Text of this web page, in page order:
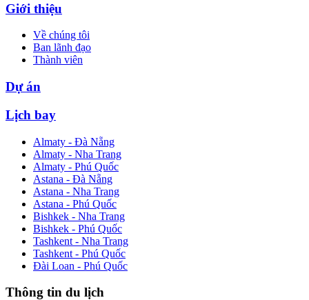
Giới thiệu
Về chúng tôi
Ban lãnh đạo
Thành viên
Dự án
Lịch bay
Almaty - Đà Nẵng
Almaty - Nha Trang
Almaty - Phú Quốc
Astana - Đà Nẵng
Astana - Nha Trang
Astana - Phú Quốc
Bishkek - Nha Trang
Bishkek - Phú Quốc
Tashkent - Nha Trang
Tashkent - Phú Quốc
Đài Loan - Phú Quốc
Thông tin du lịch